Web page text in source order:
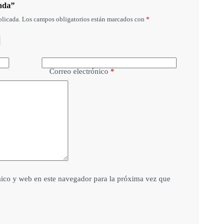
Los campos obligatorios están marcados con *
Correo electrónico *
y web en este navegador para la próxima vez que